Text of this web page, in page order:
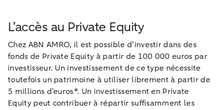
L’accès au Private Equity
Chez ABN AMRO, il est possible d’investir dans des
fonds de Private Equity à partir de 100 000 euros par
investisseur. Un investissement de ce type nécessite
toutefois un patrimoine à utiliser librement à partir de
5 millions d’euros*. Un investissement en Private
Equity peut contribuer à répartir suffisamment les